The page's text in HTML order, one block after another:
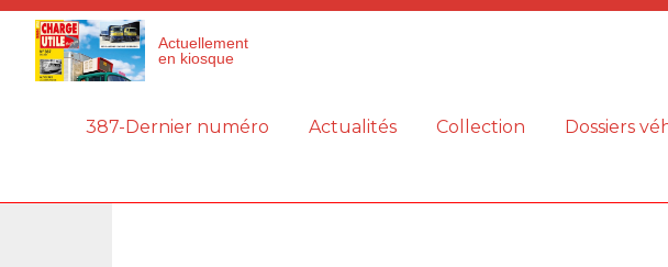
Actuellement
en kiosque
387-Dernier numéro Actualités Collection Dossiers
Panneau de gestion des cookies